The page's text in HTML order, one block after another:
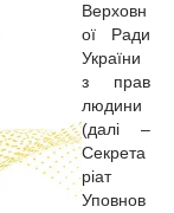
Верховн
ої Ради
України
з прав
людини
(далі –
Секрета
ріат
Уповнов